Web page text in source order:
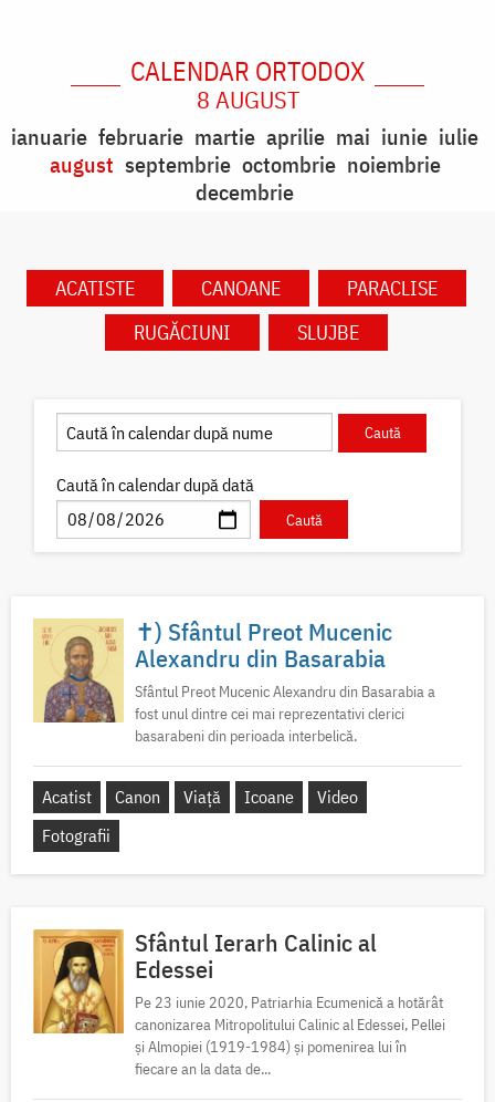
CALENDAR ORTODOX
8 AUGUST
ianuarie februarie martie aprilie mai iunie iulie
august septembrie octombrie noiembrie
decembrie
ACATISTE CANOANE
PARACLISE
RUGĂCIUNI
SLUJBE
Caută în calendar după dată
✝) Sfântul Preot Mucenic
Alexandru din Basarabia
Sfântul Preot Mucenic Alexandru din Basarabia a
fost unul dintre cei mai reprezentativi clerici
basarabeni din perioada interbelică.
Acatist Canon Viață Icoane
Video
Fotografii
Sfântul Ierarh Calinic al
Edessei
Pe 23 iunie 2020, Patriarhia Ecumenică a hotărât
canonizarea Mitropolitului Calinic al Edessei, Pellei
și Almopiei (1919-1984) și pomenirea lui în
fiecare an la data de...